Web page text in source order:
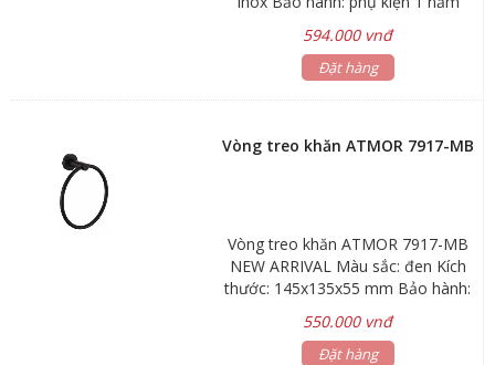
Hãng sản xuất: ATMOR Mã sản
phẩm: 7916-MB
594.000 vnđ
Đặt hàng
Vòng treo khăn ATMOR 7917-MB
Vòng treo khăn ATMOR 7917-MB
NEW ARRIVAL Màu sắc: đen Kích
thước: 145x135x55 mm Bảo hành:
phụ kiện 1 năm Hãng sản xuất:
ATMOR Mã sản phẩm: 7917-MB
550.000 vnđ
Đặt hàng